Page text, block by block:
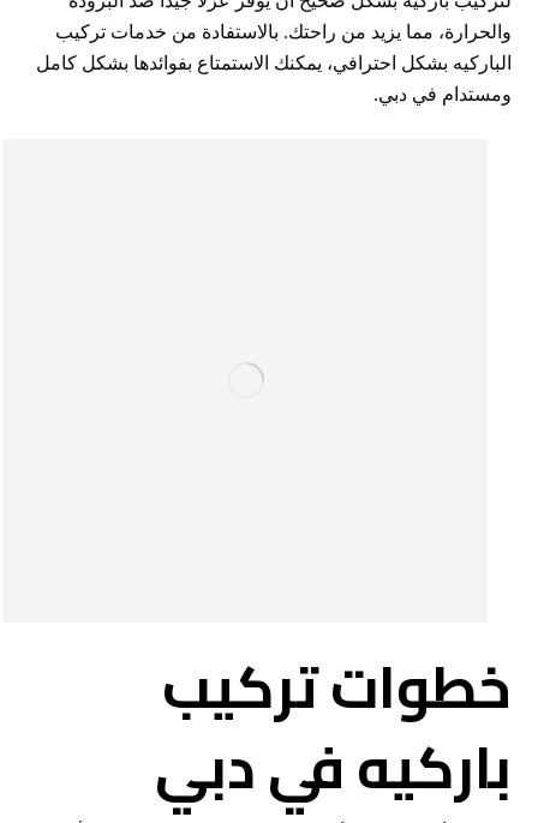
والحرارة، مما يزيد من راحتك. بالاستفادة من خدمات تركيب
الباركيه بشكل احترافي، يمكنك الاستمتاع بفوائدها بشكل كامل
ومستدام في دبي.
خطوات تركيب
باركيه في دبي